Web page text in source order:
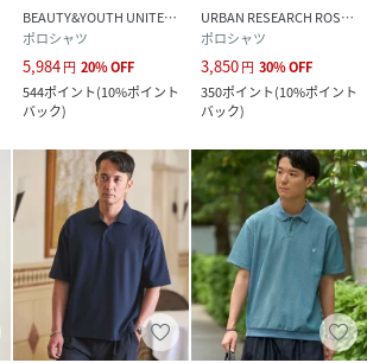
BEAUTY&YOUTH UNITED ARROWS
ポロシャツ
5,984円 20%OFF
544ポイント(10%ポイント
バック)
URBAN RESEARCH ROSSO
ポロシャツ
3,850円 30%OFF
350ポイント(10%ポイント
バック)